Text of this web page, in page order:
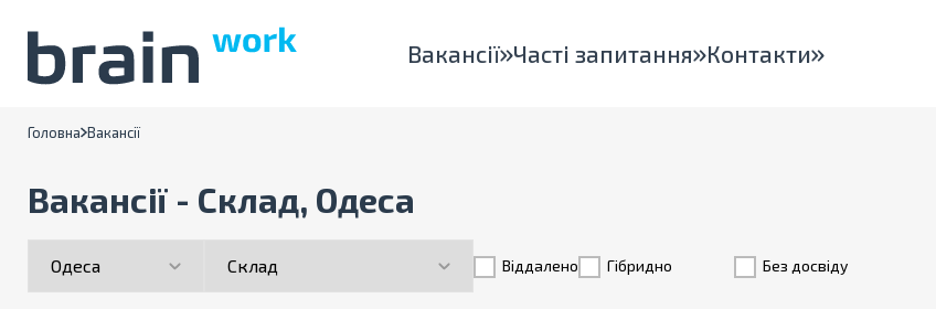
Вакансії Часті запитання Контакти
Головна Вакансії
Вакансії - Склад, Одеса
Віддалено Гiбридно Без досвіду